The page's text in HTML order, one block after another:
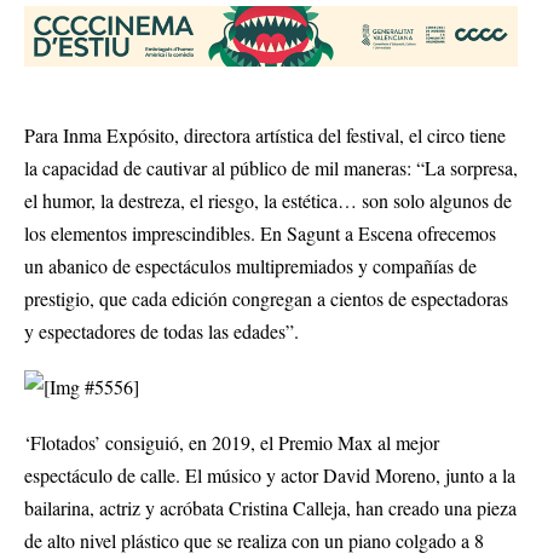
Para Inma Expósito, directora artística del festival, el circo tiene
la capacidad de cautivar al público de mil maneras: “La sorpresa,
el humor, la destreza, el riesgo, la estética… son solo algunos de
los elementos imprescindibles. En Sagunt a Escena ofrecemos
un abanico de espectáculos multipremiados y compañías de
prestigio, que cada edición congregan a cientos de espectadoras
y espectadores de todas las edades”.
‘Flotados’ consiguió, en 2019, el Premio Max al mejor
espectáculo de calle. El músico y actor David Moreno, junto a la
bailarina, actriz y acróbata Cristina Calleja, han creado una pieza
de alto nivel plástico que se realiza con un piano colgado a 8